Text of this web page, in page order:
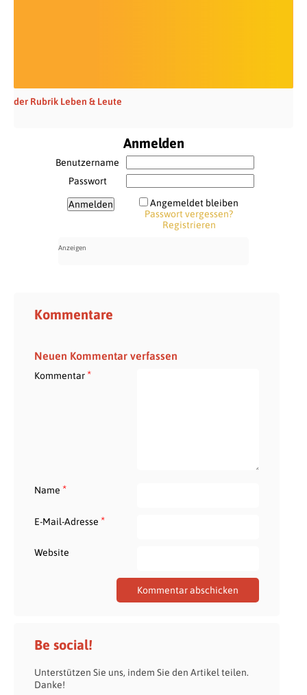
der Rubrik Leben & Leute
Anmelden
Benutzername
Passwort
Angemeldet bleiben
Passwort vergessen?
Registrieren
Kommentare
Neuen Kommentar verfassen
Kommentar*
Name *
E-Mail-Adresse *
Website
Be social!
Unterstützen Sie uns, indem Sie den Artikel teilen.
Danke!